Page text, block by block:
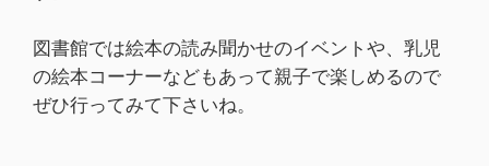
図書館では絵本の読み聞かせのイベントや、乳児
の絵本コーナーなどもあって親子で楽しめるので
ぜひ行ってみて下さいね。